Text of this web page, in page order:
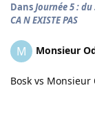
DansJournée 5 :
CA N EXISTE PAS
M Monsieur
Bosk vs